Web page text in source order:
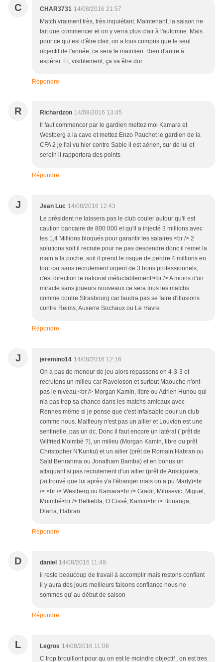
C CHAR3731 14/08/2016 21:57
Match vraiment très, très inquiétant. Maintenant, la saison ne
fait que commencer et on y verra plus clair à l'automne. Mais
pour ce qui est d'être clair, on a tous compris que le seul
objectif de l'année, ce sera le maintien. Rien d'autre à
espérer. Et, visiblement, ça va être dur.
Répondre
R Richardzon 14/08/2016 13:45
Il faut commencer par le gardien mettez moi Kamara et
Westberg a la cave et mettez Enzo Pauchet le gardien de la
CFA 2 je l'ai vu hier contre Sable il est aérien, sur de lui et
serein il rapportera des points
Répondre
J Jean Luc 14/08/2016 12:43
Le président ne laissera pas le club couler autour qu'il est
caution bancaire de 800 000 et qu'il a injecté 3 millions avec
les 1,4 Millions bloqués pour garantir les salaires.<br /> 2
solutions soit il recrute pour ne pas descendre donc il remet la
main a la poche, soit il prend le risque de perdre 4 millions en
tout car sans recrutement urgent de 3 bons professionnels,
c'est direction le national inéluctablement!<br /> A moins d'un
miracle sans joueurs nouveaux ce sera tous les matchs
comme contre Strasbourg car faudra pas se faire d'illusions
contre Reims, Auxerre Sochaux ou Le Havre
Répondre
J jeremino14 14/08/2016 12:16
On a pas de meneur de jeu alors repassons en 4-3-3 et
recrutons un milieu car Raveloson et surtout Maouche n'ont
pas le niveau.<br /> Morgan Kamin, libre ou Adrien Hunou qui
n'a pas trop sa chance dans les matchs amicaux avec
Rennes même si je pense que c'est infaisable pour un club
comme nous. Malfleury n'est pas un ailier et Louvion est une
sentinelle, pas un dc. Donc il faut encore un latéral (¨prêt de
Wilfried Moimbé ?), un milieu (Morgan Kamin, libre ou prêt
Christopher N'Kunku) et un ailier (prêt de Romain Habran ou
Saïd Benrahma ou Jonatham Bamba) et en bonus un
attaquant si pas recrutement d'un ailier (prêt de Aristiguieta,
j'ai trouvé que lui après y'a l'étranger mais on a pu Marty)<br
/> <br /> Westberg ou Kamara<br /> Gradit, Milosevic, Miguel,
Moimbé<br /> Belkebla, O.Cissé, Kamin<br /> Bouanga,
Diarra, Habran.
Répondre
D daniel 14/08/2016 11:49
il reste beaucoup de travail à accomplir mais restons confiant
il y aura des jours meilleurs faisons confiance nous ne
sommes qu' au début de saison
Répondre
L Legros 14/08/2016 11:06
C trop brouillont pour qu on est le moindre objectif , on est tres